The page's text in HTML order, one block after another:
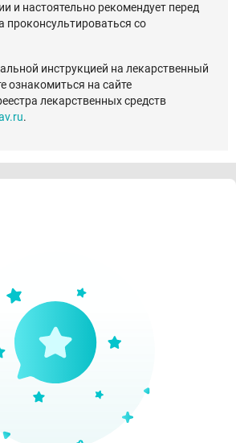
и настоятельно рекомендует перед
проконсультироваться со
инструкцией на лекарственный
ознакомиться на сайте
лекарственных средств
.